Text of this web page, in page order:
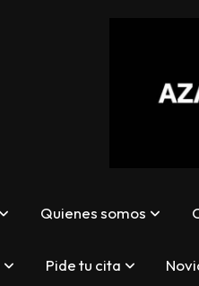
Quienes somos
Pide tu cita